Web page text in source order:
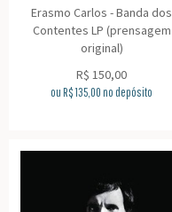
Erasmo Carlos - Banda dos
Contentes LP (prensagem
original)
R$ 150,00
ou R$135,00no depósito